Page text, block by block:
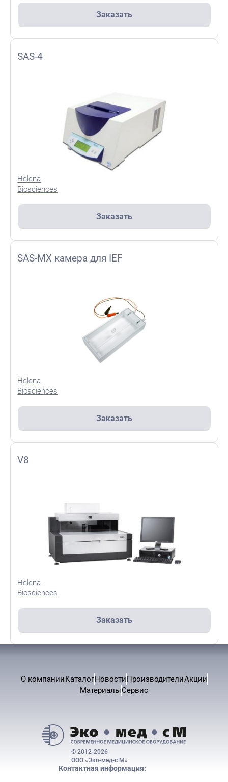
Заказать
SAS-4
Helena
Biosciences
Заказать
SAS-MX камера для IEF
Helena
Biosciences
Заказать
V8
Helena
Biosciences
Заказать
О компанииКаталогНовостиПроизводителиАкции
МатериалыСервис
© 2012-2026
ООО «Эко-мед-с М»
Контактная информация: